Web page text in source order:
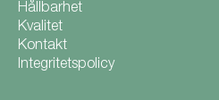
Hållbarhet
Kvalitet
Kontakt
Integritetspolicy